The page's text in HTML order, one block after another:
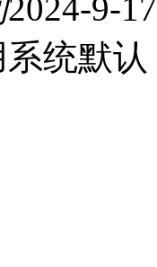
2024-9-
统默认